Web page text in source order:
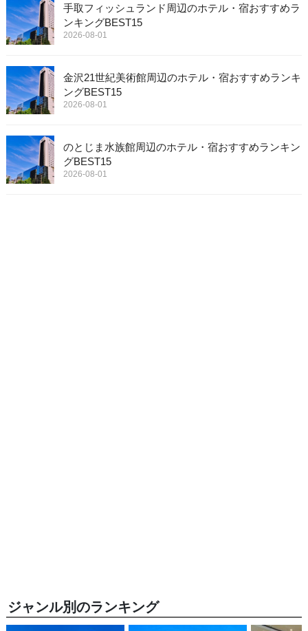
手取フィッシュランド周辺のホテル・宿おすすめラ
ンキングBEST15
2026-08-01
金沢21世紀美術館周辺のホテル・宿おすすめランキ
ングBEST15
2026-08-01
のとじま水族館周辺のホテル・宿おすすめランキン
グBEST15
2026-08-01
ジャンル別のランキング